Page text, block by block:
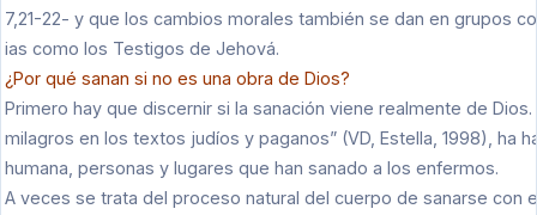
7,21-22- y que los cambios morales también se dan en grupos
ias como los Testigos de Jehová.
¿Por qué sanan si no es una obra de Dios?
Primero hay que discernir si la sanación viene realmente de
milagros en los textos judíos y paganos” (VD, Estella, 1998), ha
humana, personas y lugares que han sanado a los enfermos.
A veces se trata del proceso natural del cuerpo de sanarse con